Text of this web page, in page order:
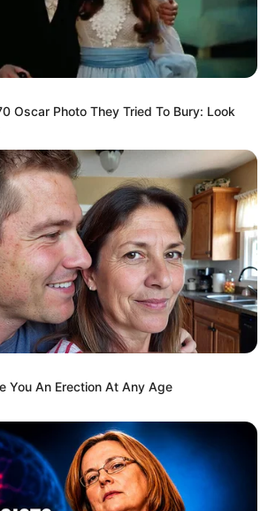
Ahmedabad News
Gujarat News
Bhajia House Ahmedabad અમદાવાદ
ચેનલ ને Subscribe કરો
અમદાવાદમાં મેયરને જોતા જ 3 દિવસથી પાણીમાં
રહેલા લોકોનો બાટલો ફાટ્યો
2 weeks ago
Oscar Photo They Tried To Bury: Look
You An Erection At Any Age